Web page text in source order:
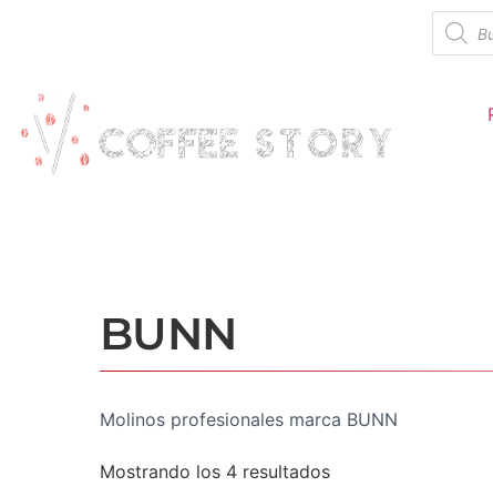
BUNN
Molinos profesionales marca BUNN
Mostrando los 4 resultados